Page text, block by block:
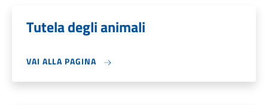
Tutela degli animali
VAI ALLA PAGINA